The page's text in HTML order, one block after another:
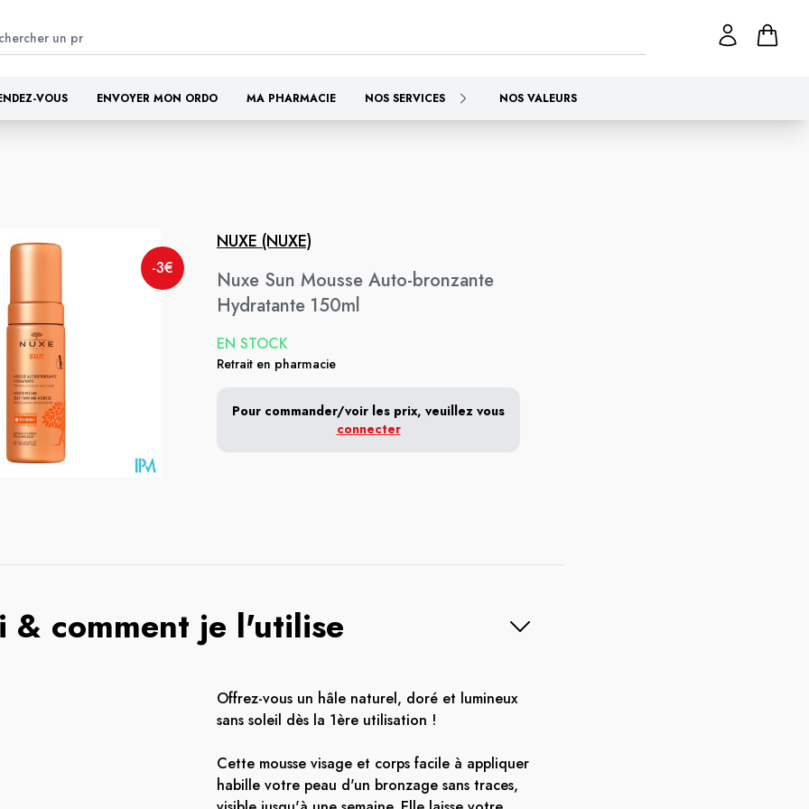
VOUS ENVOYER MON ORDO MA PHARMACIE NOS SERVICES NOS VALEURS
-3€
NUXE (NUXE)
Nuxe Sun Mousse Auto-bronzante
Hydratante 150ml
EN STOCK
Retrait en pharmacie
Pour commander/voir les prix, veuillez vous
connecter
& comment je l'utilise
Offrez-vous un hâle naturel, doré et lumineux
sans soleil dès la 1ère utilisation !
Cette mousse visage et corps facile à appliquer
habille votre peau d'un bronzage sans traces,